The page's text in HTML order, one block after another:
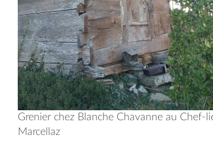
Grenier chez Blanche Chavanne au Chef-
Marcellaz